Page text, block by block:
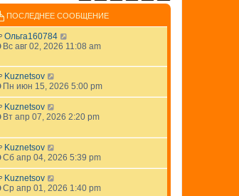
ПОСЛЕДНЕЕ СООБЩЕНИЕ
Ольга160784
Вс авг 02, 2026 11:08 am
Kuznetsov
Пн июн 15, 2026 5:00 pm
Kuznetsov
Вт апр 07, 2026 2:20 pm
Kuznetsov
Сб апр 04, 2026 5:39 pm
Kuznetsov
Ср апр 01, 2026 1:40 pm